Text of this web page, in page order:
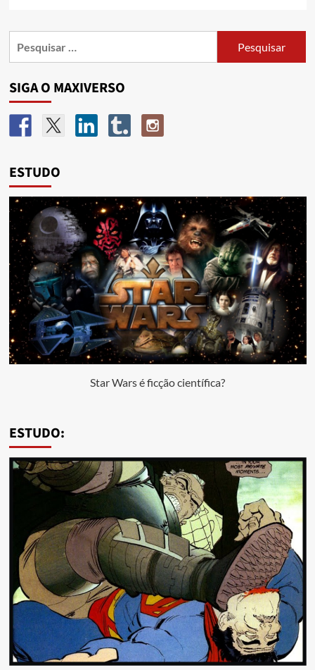
SIGA O MAXIVERSO
ESTUDO
Star Wars é ficção científica?
ESTUDO: